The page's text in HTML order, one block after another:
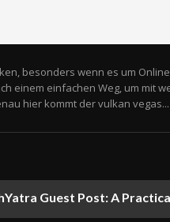
besonders wenn es um
einem einfachen Weg, um mit
hier kommt der vulkan vegas...
Guest Post: A